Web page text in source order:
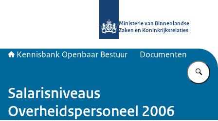
Ministerie van Binnenlandse
Zaken en Koninkrijksrelaties
Kennisbank Openbaar Bestuur Documenten
Salarisniveaus
Overheidspersoneel 2006